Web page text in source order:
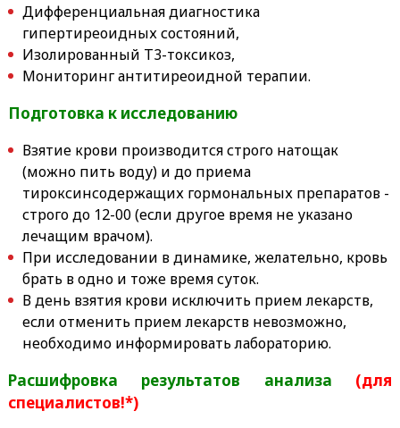
Дифференциальная диагностика
гипертиреоидных состояний,
Изолированный Т3-токсикоз,
Мониторинг антитиреоидной терапии.
Подготовка к исследованию
Взятие крови производится строго натощак
(можно пить воду) и до приема
тироксинсодержащих гормональных препаратов -
строго до 12-00 (если другое время не указано
лечащим врачом).
При исследовании в динамике, желательно, кровь
брать в одно и тоже время суток.
В день взятия крови исключить прием лекарств,
если отменить прием лекарств невозможно,
необходимо информировать лабораторию.
Расшифровка результатов анализа (для
специалистов!*)